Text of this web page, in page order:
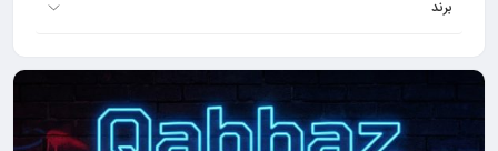
برند